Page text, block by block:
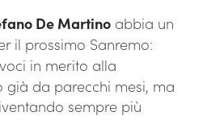
De Martino abbia un
il prossimo Sanremo:
in merito alla
già da parecchi mesi, ma
sempre più